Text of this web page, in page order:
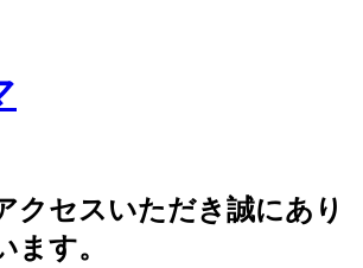
クセスいただき誠にあり
ます。